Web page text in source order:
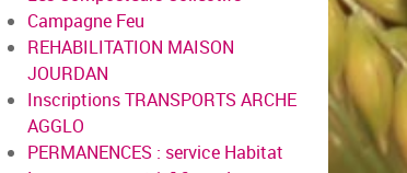
Campagne Feu
REHABILITATION MAISON
JOURDAN
Inscriptions TRANSPORTS ARCHE
AGGLO
PERMANENCES : service Habitat